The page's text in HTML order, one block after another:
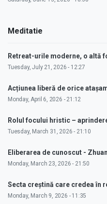
Meditatie
Retreat-urile moderne, o altă
Tuesday, July 21, 2026 - 12:27
Acțiunea liberă de orice
Monday, April 6, 2026 - 21:12
Rolul focului hristic –
Tuesday, March 31, 2026 - 21:10
Eliberarea de cunoscut -
Monday, March 23, 2026 - 21:50
Secta creștină care credea în
Monday, March 9, 2026 - 11:35